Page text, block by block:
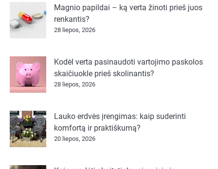
Magnio papildai – ką verta žinoti prieš juos
renkantis?
28 liepos, 2026
Kodėl verta pasinaudoti vartojimo paskolos
skaičiuokle prieš skolinantis?
28 liepos, 2026
Lauko erdvės įrengimas: kaip suderinti
komfortą ir praktiškumą?
20 liepos, 2026